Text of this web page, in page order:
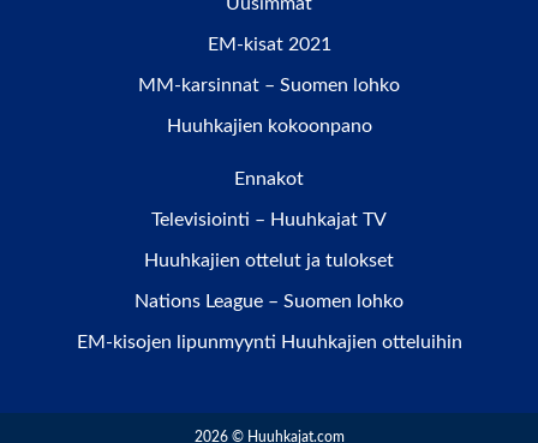
EM-kisat 2021
MM-karsinnat – Suomen lohko
Huuhkajien kokoonpano
Ennakot
Televisiointi – Huuhkajat TV
Huuhkajien ottelut ja tulokset
Nations League – Suomen lohko
EM-kisojen lipunmyynti Huuhkajien otteluihin
2026 © Huuhkajat.com